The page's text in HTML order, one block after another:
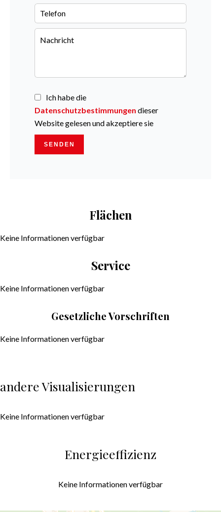
Ich habe die
Datenschutzbestimmungen dieser
Website gelesen und akzeptiere sie
SENDEN
Flächen
Keine Informationen verfügbar
Service
Keine Informationen verfügbar
Gesetzliche Vorschriften
Keine Informationen verfügbar
andere Visualisierungen
Keine Informationen verfügbar
Energieeffizienz
Keine Informationen verfügbar